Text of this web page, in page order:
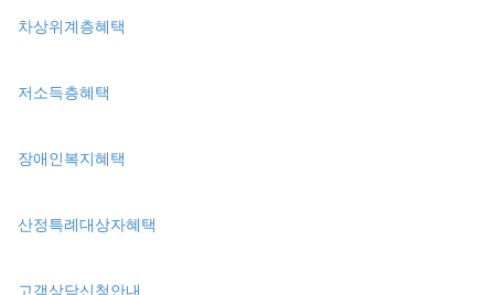
차상위계층혜택
저소득층혜택
장애인복지혜택
산정특례대상자혜택
고객상담신청안내